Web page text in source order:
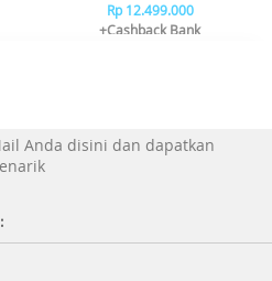
Rp 12.499.000
+Cashback Bank
Anda disini dan dapatkan